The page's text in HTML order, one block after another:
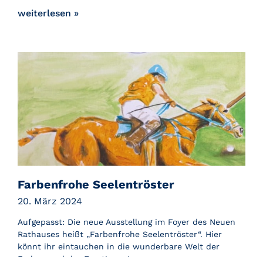
weiterlesen »
Farbenfrohe Seelentröster
20. März 2024
Aufgepasst: Die neue Ausstellung im Foyer des Neuen
Rathauses heißt „Farbenfrohe Seelentröster“. Hier
könnt ihr eintauchen in die wunderbare Welt der